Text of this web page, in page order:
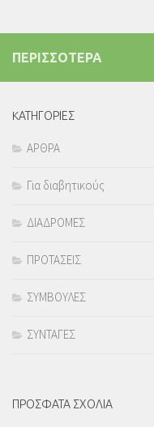
ΠΕΡΙΣΣΟΤΕΡΑ
KΑΤΗΓΟΡΙΕΣ
ΑΡΘΡΑ
Για διαβητικούς
ΔΙΑΔΡΟΜΕΣ
ΠΡΟΤΑΣΕΙΣ
ΣΥΜΒΟΥΛΕΣ
ΣΥΝΤΑΓΕΣ
ΠΡΟΣΦΑΤΑ ΣΧΟΛΙΑ